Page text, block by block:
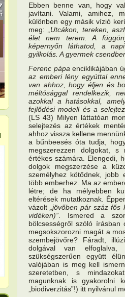
Ebben benne van, hogy
javítani. Valami, amihez,
különben egy másik vízió
meg:
„Utcákon, tereken,
élet nem terem. A
képernyőn láthatod, a
gyilkolás. A gyermek
Ferenc pápa enciklikájában
az emberi lény egyúttal
van ahhoz, hogy éljen és
méltósággal rendelkezik,
azokkal a hatásokkal,
fejlődési modell és a
(LS 43) Milyen láttatóan
selejtezés az értékek
ahhoz vissza kellene
a bűnbeesés óta tudja,
megszerezzen dolgokat,
értékes számára. Elengedi,
dolgok megszerzése a
személyhez kötődnek, jobb
több emberhez. Ma az
létre; de ha mélyebben
eltérések mutatkoznak.
vázolt
„jövőben pár száz
vidéken)” . Ismered a
bölcsességről szóló
megsokszorozni magát a
szembejövőre? Fáradt,
dolgával van
szükségszerűen együtt
valójában is meg kell
szeretetben, s
magunknak is gyakorolni
„biodiverzitás”!) itt nyilvánul